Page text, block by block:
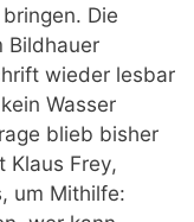
Die
Bildhauer
wieder lesbar
Wasser
blieb bisher
Frey,
um Mithilfe: